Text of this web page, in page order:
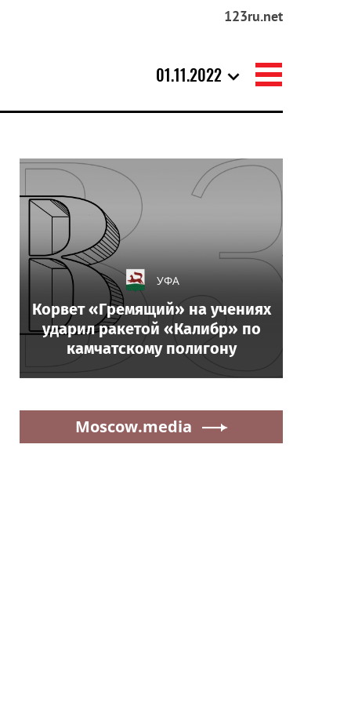
123ru.net
01.11.2022
УФА
Корвет «Гремящий» на учениях
ударил ракетой «Калибр» по
камчатскому полигону
Moscow.media